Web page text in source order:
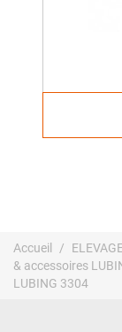
Accueil
& accessoires
LUBING 3304